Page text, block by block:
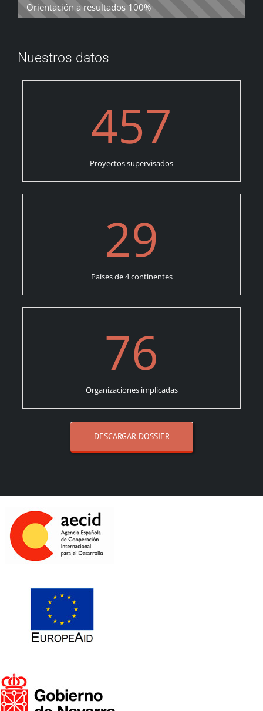
Orientación a resultados 100%
Nuestros datos
457
Proyectos supervisados
29
Países de 4 continentes
76
Organizaciones implicadas
DESCARGAR DOSSIER